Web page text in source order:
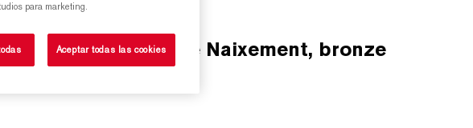
para marketing.
Aceptar todas las cookies